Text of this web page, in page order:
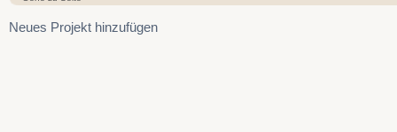
Neues Projekt hinzufügen